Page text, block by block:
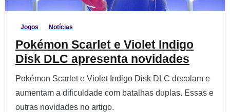
Jogos Notícias
Pokémon Scarlet e Violet Indigo
Disk DLC apresenta novidades
Pokémon Scarlet e Violet Indigo Disk DLC decolam e
aumentam a dificuldade com batalhas duplas. Essas e
outras novidades no artigo.